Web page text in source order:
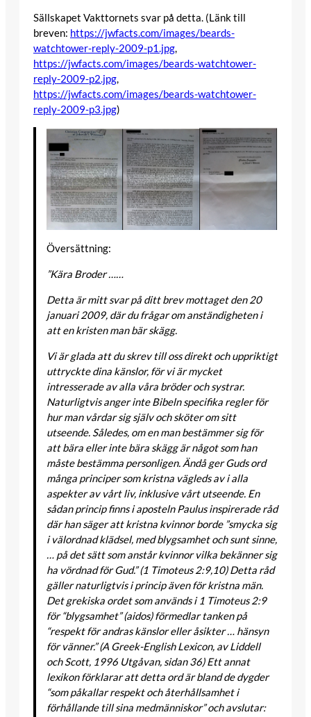
Sällskapet Vakttornets svar på detta. (Länk till
breven: https://jwfacts.com/images/beards-
watchtower-reply-2009-p1.jpg,
https://jwfacts.com/images/beards-watchtower-
reply-2009-p2.jpg,
https://jwfacts.com/images/beards-watchtower-
reply-2009-p3.jpg)
Översättning:
”Kära Broder ……
Detta är mitt svar på ditt brev mottaget den 20
januari 2009, där du frågar om anständigheten i
att en kristen man bär skägg.
Vi är glada att du skrev till oss direkt och uppriktigt
uttryckte dina känslor, för vi är mycket
intresserade av alla våra bröder och systrar.
Naturligtvis anger inte Bibeln specifika regler för
hur man vårdar sig själv och sköter om sitt
utseende. Således, om en man bestämmer sig för
att bära eller inte bära skägg är något som han
måste bestämma personligen. Ändå ger Guds ord
många principer som kristna vägleds av i alla
aspekter av vårt liv, inklusive vårt utseende. En
sådan princip finns i aposteln Paulus inspirerade råd
där han säger att kristna kvinnor borde ”smycka sig
i välordnad klädsel, med blygsamhet och sunt sinne,
… på det sätt som anstår kvinnor vilka bekänner sig
ha vördnad för Gud.” (1 Timoteus 2:9,10) Detta råd
gäller naturligtvis i princip även för kristna män.
Det grekiska ordet som används i 1 Timoteus 2:9
för “blygsamhet” (aidos) förmedlar tanken på
“respekt för andras känslor eller åsikter … hänsyn
för vänner.” (A Greek-English Lexicon, av Liddell
och Scott, 1996 Utgåvan, sidan 36) Ett annat
lexikon förklarar att detta ord är bland de dygder
“som påkallar respekt och återhållsamhet i
förhållande till sina medmänniskor” och avslutar: